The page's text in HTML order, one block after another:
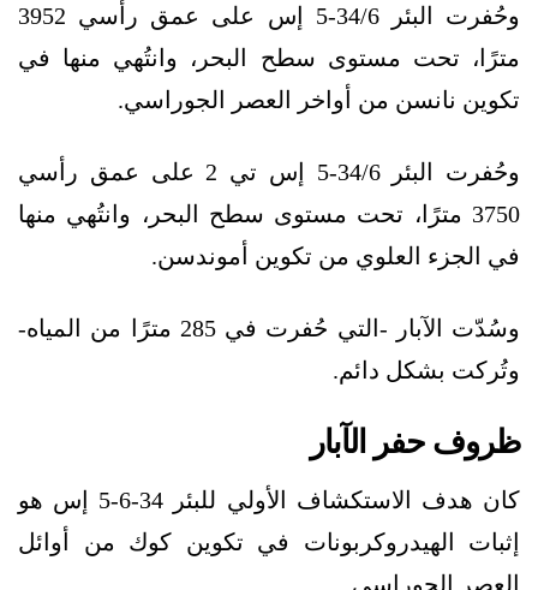
وحُفرت البئر 34/6-5 إس على عمق رأسي 3952
مترًا، تحت مستوى سطح البحر، وانتُهي منها في
تكوين نانسن من أواخر العصر الجوراسي.
وحُفرت البئر 34/6-5 إس تي 2 على عمق رأسي
3750 مترًا، تحت مستوى سطح البحر، وانتُهي منها
في الجزء العلوي من تكوين أموندسن.
وسُدّت الآبار -التي حُفرت في 285 مترًا من المياه-
وتُركت بشكل دائم.
ظروف حفر الآبار
كان هدف الاستكشاف الأولي للبئر 34-6-5 إس هو
إثبات الهيدروكربونات في تكوين كوك من أوائل
العصر الجوراسي.